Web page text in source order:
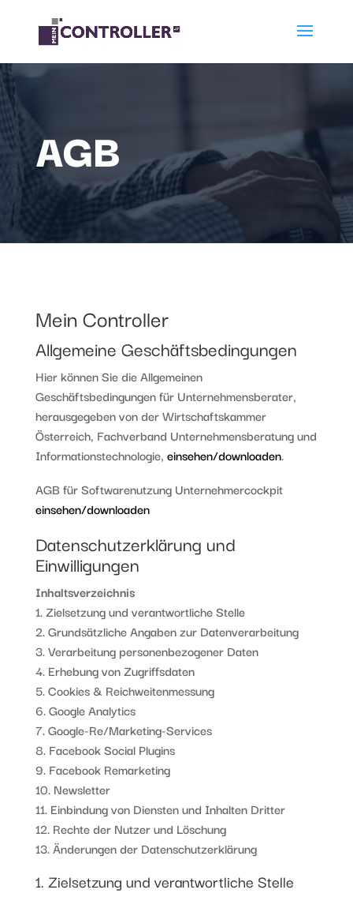
AGB
Mein Controller
Allgemeine Geschäftsbedingungen
Hier können Sie die Allgemeinen
Geschäftsbedingungen für Unternehmensberater,
herausgegeben von der Wirtschaftskammer
Österreich, Fachverband Unternehmensberatung und
Informationstechnologie, einsehen/downloaden.
AGB für Softwarenutzung Unternehmercockpit
einsehen/downloaden
Datenschutzerklärung und
Einwilligungen
Inhaltsverzeichnis
1. Zielsetzung und verantwortliche Stelle
2. Grundsätzliche Angaben zur Datenverarbeitung
3. Verarbeitung personenbezogener Daten
4. Erhebung von Zugriffsdaten
5. Cookies & Reichweitenmessung
6. Google Analytics
7. Google-Re/Marketing-Services
8. Facebook Social Plugins
9. Facebook Remarketing
10. Newsletter
11. Einbindung von Diensten und Inhalten Dritter
12. Rechte der Nutzer und Löschung
13. Änderungen der Datenschutzerklärung
1. Zielsetzung und verantwortliche Stelle